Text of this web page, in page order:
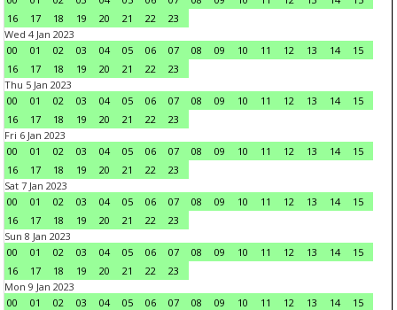
16
17 18 19 20 21 22
23
Wed 4 Jan 2023
00
01 02 03 04 05 06 07 08 09 10 11 12 13 14
15
16
17 18 19 20 21 22
23
Thu 5 Jan 2023
00
01 02 03 04 05 06 07 08 09 10 11 12 13 14
15
16
17 18 19 20 21 22
23
Fri 6 Jan 2023
00
01 02 03 04 05 06 07 08 09 10 11 12 13 14
15
16
17 18 19 20 21 22
23
Sat 7 Jan 2023
00
01 02 03 04 05 06 07 08 09 10 11 12 13 14
15
16
17 18 19 20 21 22
23
Sun 8 Jan 2023
00
01 02 03 04 05 06 07 08 09 10 11 12 13 14
15
16
17 18 19 20 21 22
23
Mon 9 Jan 2023
00
01 02 03 04 05 06 07 08 09 10 11 12 13 14 15